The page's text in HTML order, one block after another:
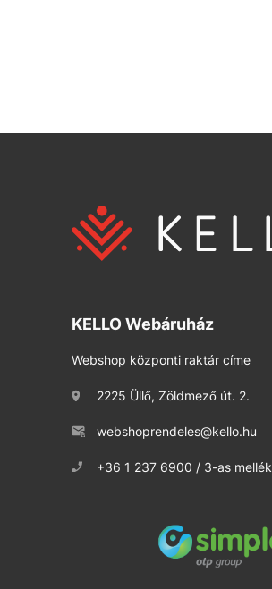
KELLO Webáruház
Webshop központi raktár címe
2225 Üllő, Zöldmező út. 2.
webshoprendeles@kello.hu
+36 1 237 6900 / 3-as mellék